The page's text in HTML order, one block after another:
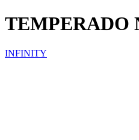
TEMPERADO
INFINITY